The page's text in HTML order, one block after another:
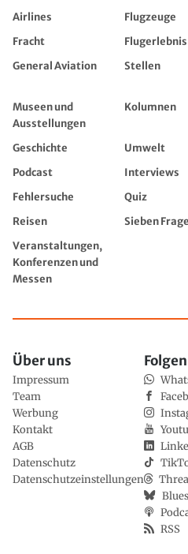
Airlines Flugzeuge
Fracht
Flugerlebnis
General Aviation
Stellen
Museen und
Ausstellungen
Kolumnen
Geschichte Umwelt
Podcast
Interviews
Fehlersuche
Quiz
Reisen
Sieben
Veranstaltungen,
Konferenzen und
Messen
Über uns
Impressum
Team
Werbung
Kontakt
AGB
Datenschutz
Datenschutzeinstellungen
RSS